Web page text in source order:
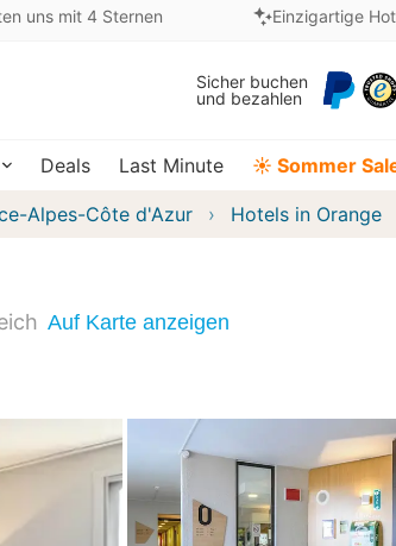
uns mit 4 Sternen Einzigartige
Sicher buchen
und bezahlen
Deals Last Minute ☀️ Sommer
Alpes-Côte d'Azur Hotels in Orange
Auf Karte anzeigen